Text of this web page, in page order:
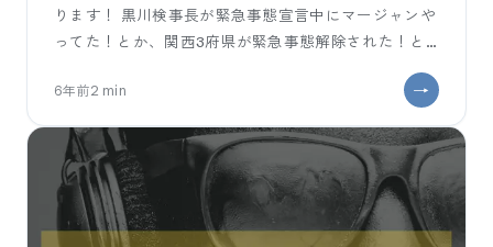
ります！ 黒川検事長が緊急事態宣言中にマージャンや
ってた！とか、関西3府県が緊急事態解除された！と
6年前2 min